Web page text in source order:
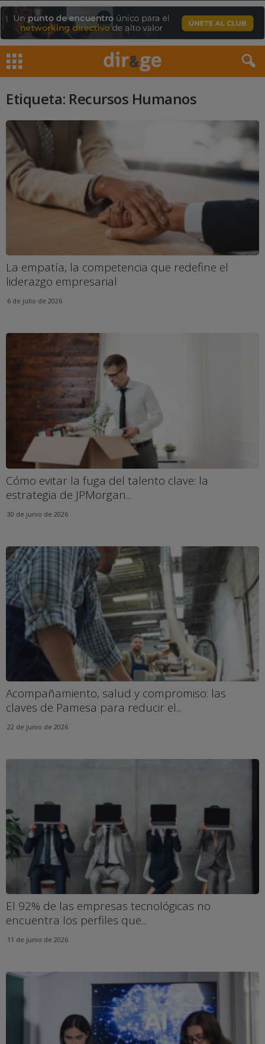
Etiqueta: Recursos Humanos
La empatía, la competencia que redefine el
liderazgo empresarial
6 de julio de 2026
Cómo evitar la fuga del talento clave: la
estrategia de JPMorgan...
30 de junio de 2026
Acompañamiento, salud y compromiso: las
claves de Pamesa para reducir el...
22 de junio de 2026
El 92% de las empresas tecnológicas no
encuentra los perfiles que...
11 de junio de 2026